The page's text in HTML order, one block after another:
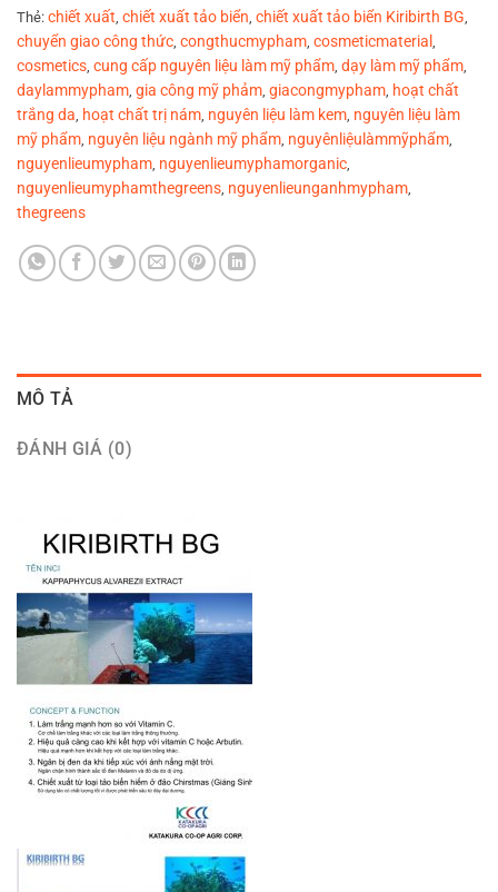
Thẻ: chiết xuất, chiết xuất tảo biển, chiết xuất tảo biển Kiribirth BG,
chuyển giao công thức, congthucmypham, cosmeticmaterial ,
cosmetics, cung cấp nguyên liệu làm mỹ phẩm, dạy làm mỹ phẩm,
daylammypham, gia công mỹ phảm, giacongmypham, hoạt chất
trắng da, hoạt chất trị nám, nguyên liệu làm kem, nguyên liệu làm
mỹ phẩm, nguyên liệu ngành mỹ phẩm, nguyênliệulàmmỹphẩm,
nguyenlieumypham, nguyenlieumyphamorganic,
nguyenlieumyphamthegreens, nguyenlieunganhmypham,
thegreens
MÔ TẢ
ĐÁNH GIÁ (0)